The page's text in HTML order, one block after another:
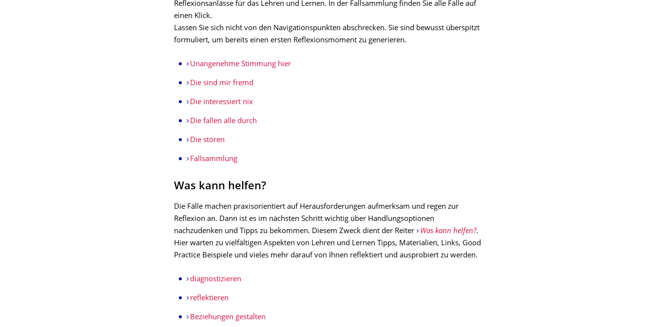
Reflexionsanlässe für das Lehren und Lernen. In der Fallsammlung finden Sie alle Fälle auf
einen Klick.
Lassen Sie sich nicht von den Navigationspunkten abschrecken. Sie sind bewusst überspitzt
formuliert, um bereits einen ersten Reflexionsmoment zu generieren.
Unangenehme Stimmung hier
Die sind mir fremd
Die interessiert nix
Die fallen alle durch
Die stören
Fallsammlung
Was kann helfen?
Die Fälle machen praxisorientiert auf Herausforderungen aufmerksam und regen zur
Reflexion an. Dann ist es im nächsten Schritt wichtig über Handlungsoptionen
nachzudenken und Tipps zu bekommen. Diesem Zweck dient der Reiter
Was kann helfen?.
Hier warten zu vielfältigen Aspekten von Lehren und Lernen Tipps, Materialien, Links, Good
Practice Beispiele und vieles mehr darauf von Ihnen reflektiert und ausprobiert zu werden.
diagnostizieren
reflektieren
Beziehungen gestalten